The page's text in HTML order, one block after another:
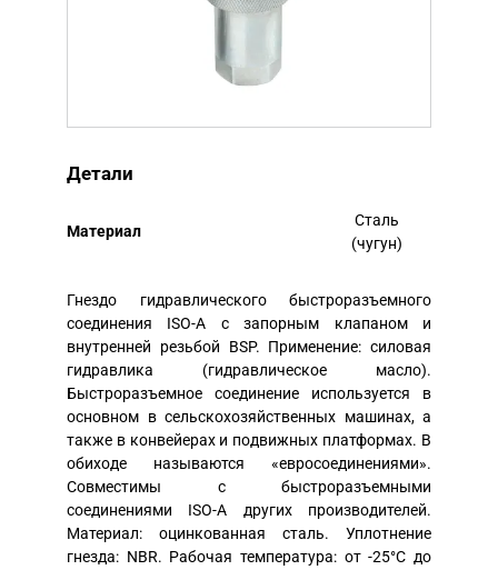
Детали
Mатериал
Сталь
(чугун)
Гнездо гидравлического быстроразъемного
соединения ISO-A с запорным клапаном и
внутренней резьбой BSP. Применение: силовая
гидравлика (гидравлическое масло).
Быстроразъемное соединение используется в
основном в сельскохозяйственных машинах, а
также в конвейерах и подвижных платформах. В
обиходе называются «евросоединениями».
Совместимы с быстроразъемными
соединениями ISO-A других производителей.
Материал: оцинкованная сталь. Уплотнение
гнезда: NBR. Рабочая температура: от -25°C до